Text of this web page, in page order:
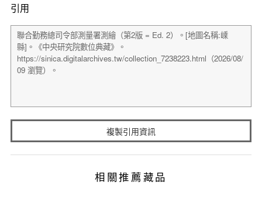
引用
複製引用資訊
相關推薦藏品